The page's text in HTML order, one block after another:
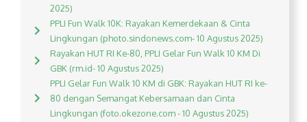
2025)
PPLI Fun Walk 10K: Rayakan Kemerdekaan & Cinta
Lingkungan (photo.sindonews.com- 10 Agustus 2025)
Rayakan HUT RI Ke-80, PPLI Gelar Fun Walk 10 KM Di
GBK (rm.id- 10 Agustus 2025)
PPLI Gelar Fun Walk 10 KM di GBK: Rayakan HUT RI ke-
80 dengan Semangat Kebersamaan dan Cinta
Lingkungan (foto.okezone.com - 10 Agustus 2025)